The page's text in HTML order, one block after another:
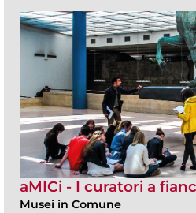
aMICi - I curatori a
Musei in Comune